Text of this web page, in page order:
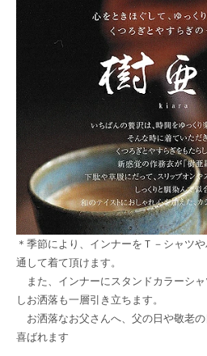
＊季節により、インナーをＴ－シャツ
通して着て頂けます。
また、インナーにスタンドカラーシ
しお洒落も一層引き立ちます。
お洒落なお父さんへ、父の日や敬老
喜ばれます